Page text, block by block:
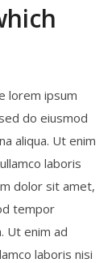
lorem ipsum
do eiusmod
aliqua. Ut enim
laboris
dolor sit amet,
tempor
Ut enim ad
laboris nisi